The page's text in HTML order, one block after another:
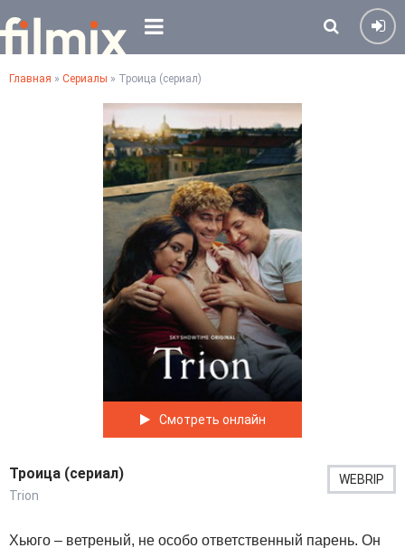
Главная » Сериалы » Троица (сериал)
Смотреть онлайн
Троица (сериал)
Trion
WEBRIP
Хьюго – ветреный, не особо ответственный парень. Он